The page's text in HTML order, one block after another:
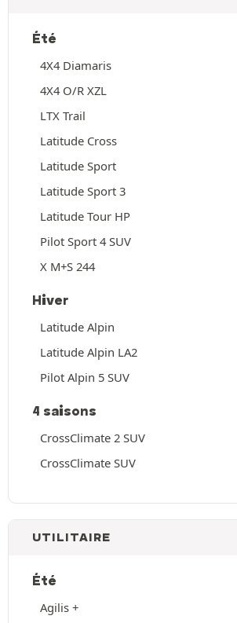
Été
4X4 Diamaris
4X4 O/R XZL
LTX Trail
Latitude Cross
Latitude Sport
Latitude Sport 3
Latitude Tour HP
Pilot Sport 4 SUV
X M+S 244
Hiver
Latitude Alpin
Latitude Alpin LA2
Pilot Alpin 5 SUV
4 saisons
CrossClimate 2 SUV
CrossClimate SUV
UTILITAIRE
Été
Agilis +